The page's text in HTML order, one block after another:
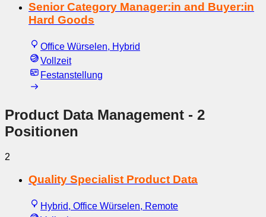
Senior Category Manager:in and Buyer:in
Hard Goods
Office Würselen, Hybrid
Vollzeit
Festanstellung
Product Data Management - 2
Positionen
2
Quality Specialist Product Data
Hybrid, Office Würselen, Remote